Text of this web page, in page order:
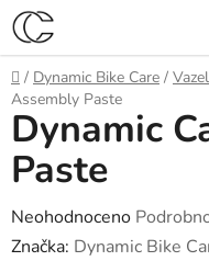
Přejít
na
obsah
Domů
/ Dynamic Bike Care /
Assembly Paste
Dynamic
Paste
Průměrné
hodnocení
Neohodnoceno
Značka: Dynamic Bike